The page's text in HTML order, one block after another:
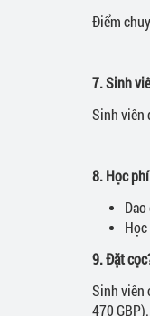
Điểm
7. Sinh
Sinh viên
8. Học
9. Đặt
Sinh viên
470 GBP).